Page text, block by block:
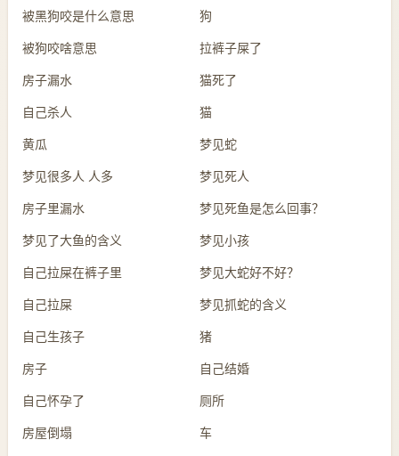
被黑狗咬是什么意思 狗
被狗咬啥意思 拉裤子屎了
房子漏水 猫死了
自己杀人 猫
黄瓜 梦见蛇
梦见很多人 人多 梦见死人
房子里漏水 梦见死鱼是怎么回事？
梦见了大鱼的含义 梦见小孩
自己拉屎在裤子里 梦见大蛇好不好？
自己拉屎 梦见抓蛇的含义
自己生孩子 猪
房子 自己结婚
自己怀孕了 厕所
房屋倒塌 车